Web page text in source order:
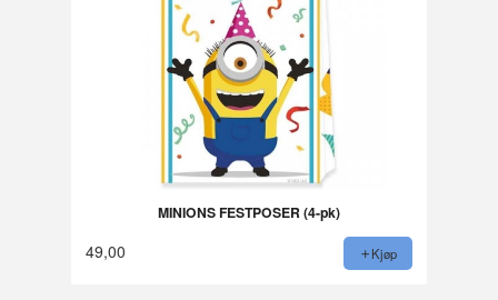
MINIONS FESTPOSER (4-pk)
49,00 Kjøp